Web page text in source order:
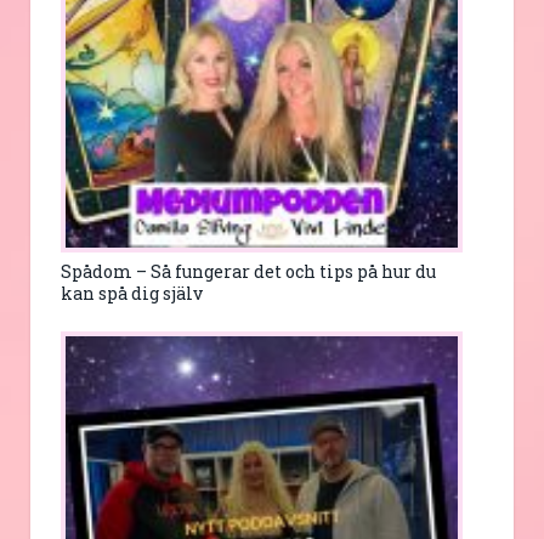
Spådom – Så fungerar det och tips på hur du
kan spå dig själv